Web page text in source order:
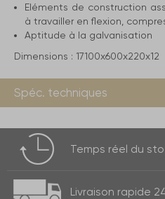
Eléments de construction
à travailler en flexion,
Aptitude à la galvanisation
Dimensions : 17100x600x220x12
Spéc. techniques
Temps réel du
Livraison rapide